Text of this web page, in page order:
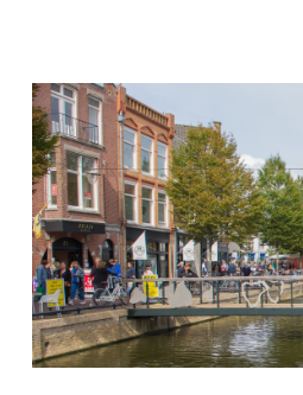
Highlights
Sehenswürdigkeiten
Sehen & Erleben
Essen, Trinken, Ausgehen
Wassersport
Übernachten
Einkaufen